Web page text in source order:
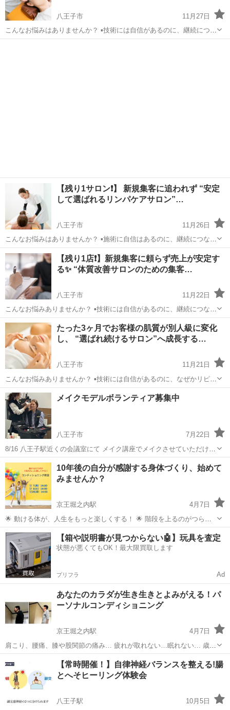
八王子市
11月27日
こんなお悩みはありませんか？ ▪️技術には自信があるのに、継続につな
がらない ▪️その場では満足しているようだけど、必要性を伝えきれず次
【残り1サロン❗️】 新規集客に追われず “安定
して選ばれるリンパケアサロン”…
八王子市
11月26日
こんなお悩みはありませんか？ ▪️施術に自信はあるのに、継続につなが
らない ▪️むくみや疲労が軽くなっても、改善までの道のりが伝わらず次
回予約が入りにくい ▪️他店と違いを見せられず、値下げせざるを得ない
状況...
東京 八王子市 美容健康 サロン
【残り1店❗️】新規集客に頼らず売上が安定す
る✨ “体質改善サロンのための集客…
八王子市
11月22日
こんなお悩みありませんか？ ▪️技術には自信があるのに、継続につなが
らない ▪️施術後に体の変化を実感してもらえても、説明がうまく届かず
次回予約が取りにくい ▪️他サロンと差別化できず、いつのまにか価格競
争に巻き込...
東京 八王子市 美容健康 サロン
たった3ヶ月でお客様の肌質が別人級に変化
し、 “選ばれ続けるサロン”へ成長する…
八王子市
11月21日
こんなお悩みありませんか？ ▪️技術には自信があるのに、なぜかリピー
トが伸びない ▪️施術後の変化が“なんとなく良い”で終わってしまう ▪️周
りのサロンと差別化できず、価格競争になりやすい そんなフェイシャ
ル...
東京 八王子市 美容健康 サロン
メイクモデルボランティア募集中
八王子市
7月22日
8/16 八王子駅近くの会議室にて メイク講座でメイクさせていただける
方を 募集中です！ (40才台〜80才台の方) 詳細は追ってご連絡致します
ので メールアドレスをご連絡下さいませ。 (携帯会社のメア...
東京 八王子市 メイク 会議室
10年後の自分が感謝する身体づくり、始めて
みませんか？
京王堀之内駅
4月7日
🌟 動ける体が、人生をもっと楽しくする！ 🌟 階段を上るのがつら
い…」 「休日にアクティブな予定を入れる気力がない…」 そんな
悩みを抱えている方 ちょっとだけ体を整えてみませんか？ 実は...
東京 八王子市 京王堀之内駅 美容健康
コンディショニング
【箱や説明書が見つからない🤖】玩具を査定
状態が悪くてもOK！最大限買取します
プリフラ Ad
あなたのカラダが生き生きとよみがえる！パ
ーソナルコンディショニング
京王堀之内駅
4月7日
肩こり、腰痛、膝や股関節の痛み… 疲れが取れない…眠れない… 歳だ
から…と諦めていませんか？ カラダは調子がいい！が当たり前。 筋肉
には仕組みがあるので、たとえ100歳でも改善できます！！ ...
八王子市 京王堀之内駅 美容健康 股関節
【常時開催！】自律神経バランスを整える!腸
とへそヒーリング体験会
八王子駅 10月5日